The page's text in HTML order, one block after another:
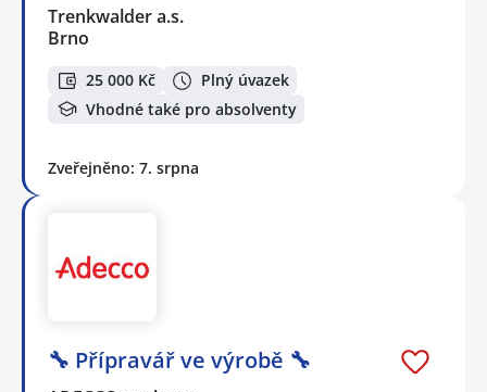
Trenkwalder a.s.
Brno
25 000 Kč
Plný úvazek
Vhodné také pro absolventy
Zveřejněno: 7. srpna
🔧 Přípravář ve výrobě 🔧